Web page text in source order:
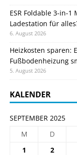
ESR Foldable 3-in-
Ladestation für
6. August 2026
Heizkosten sparen:
Fußbodenheizung
5. August 2026
KALENDER
SEPTEMBER 2025
M
D
1
2